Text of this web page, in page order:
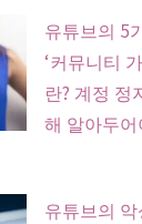
유튜브의 5
‘커뮤니티
란? 계정 정
해 알아두
유튜브의